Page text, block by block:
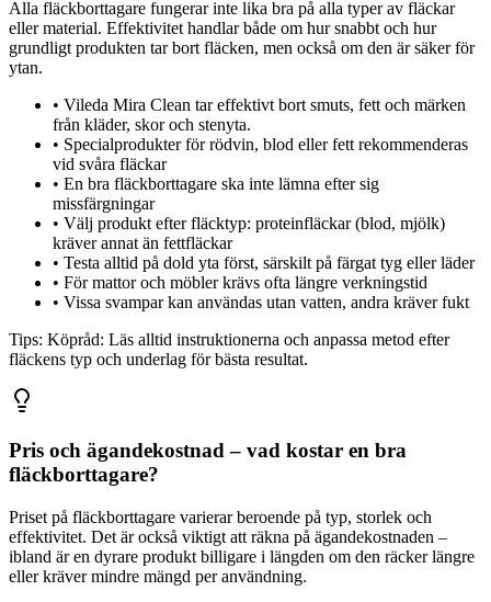
Alla fläckborttagare fungerar inte lika bra på alla typer av fläckar
eller material. Effektivitet handlar både om hur snabbt och hur
grundligt produkten tar bort fläcken, men också om den är säker för
ytan.
• Vileda Mira Clean tar effektivt bort smuts, fett och märken
från kläder, skor och stenyta.
• Specialprodukter för rödvin, blod eller fett rekommenderas
vid svåra fläckar
• En bra fläckborttagare ska inte lämna efter sig
missfärgningar
• Välj produkt efter fläcktyp: proteinfläckar (blod, mjölk)
kräver annat än fettfläckar
• Testa alltid på dold yta först, särskilt på färgat tyg eller läder
• För mattor och möbler krävs ofta längre verkningstid
• Vissa svampar kan användas utan vatten, andra kräver fukt
Tips: Köpråd: Läs alltid instruktionerna och anpassa metod efter
fläckens typ och underlag för bästa resultat.
Pris och ägandekostnad – vad kostar en bra
fläckborttagare?
Priset på fläckborttagare varierar beroende på typ, storlek och
effektivitet. Det är också viktigt att räkna på ägandekostnaden –
ibland är en dyrare produkt billigare i längden om den räcker längre
eller kräver mindre mängd per användning.